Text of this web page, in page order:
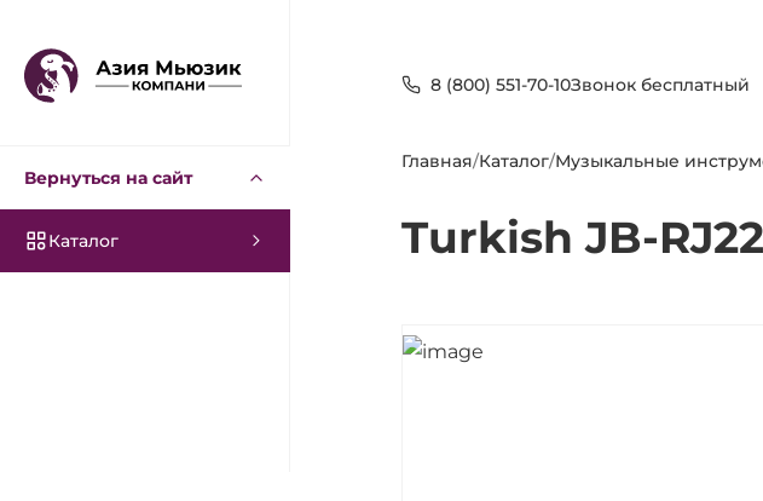
Вернуться на сайт
Каталог
8 (800) 551-70-10Звонок бесплатный
Главная/Каталог/Музыкальные
Turkish JB-RJ22